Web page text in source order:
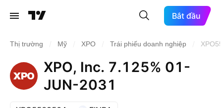
Bắt đầu
Thị trường Mỹ XPO Trái phiếu doanh nghiệp
XPO, Inc. 7.125% 01-
JUN-2031